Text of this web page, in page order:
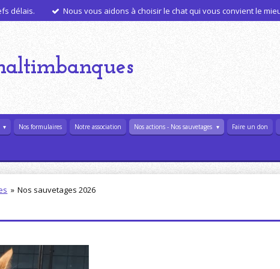
délais. Nous vous aidons à choisir le chat qui vous convient le
Nos formulaires Notre association Nos actions - Nos sauvetages Faire un don
» Nos sauvetages 2026